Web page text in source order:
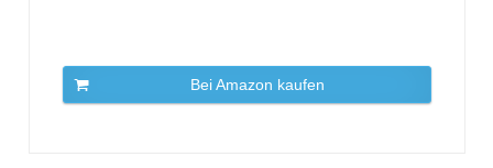
Bei Amazon kaufen